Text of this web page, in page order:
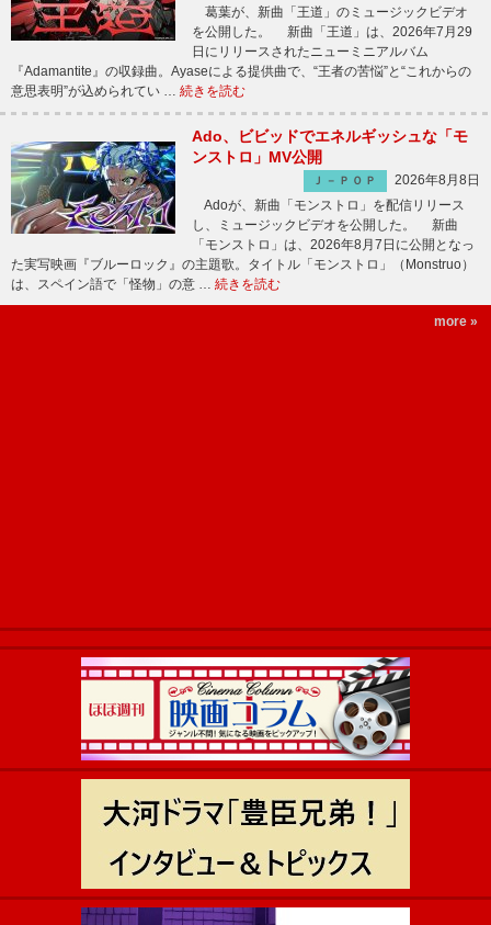
葛葉が、新曲「王道」のミュージックビデオ
を公開した。 新曲「王道」は、2026年7月29
日にリリースされたニューミニアルバム
『Adamantite』の収録曲。Ayaseによる提供曲で、“王者の苦悩”と“これからの
意思表明”が込められてい … 続きを読む
Ado、ビビッドでエネルギッシュな「モ
ンストロ」MV公開
Ｊ－ＰＯＰ
2026年8月8日
Adoが、新曲「モンストロ」を配信リリース
し、ミュージックビデオを公開した。 新曲
「モンストロ」は、2026年8月7日に公開となっ
た実写映画『ブルーロック』の主題歌。タイトル「モンストロ」（Monstruo）
は、スペイン語で「怪物」の意 … 続きを読む
more »